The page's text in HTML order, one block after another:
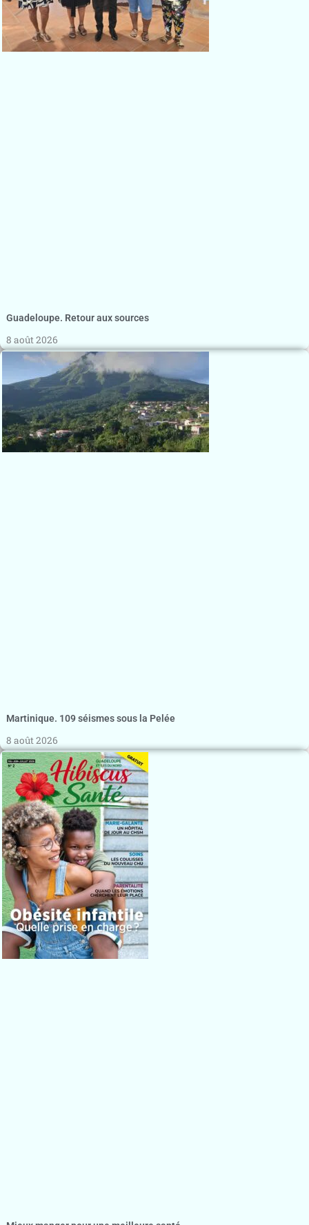
Guadeloupe. Retour aux sources
8 août 2026
Martinique. 109 séismes sous la Pelée
8 août 2026